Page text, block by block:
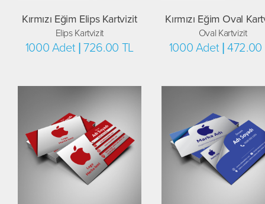
Kırmızı Eğim Elips Kartvizit
Elips Kartvizit
1000 Adet | 726.00 TL
Kırmızı Eğim Oval
Oval Kartvizit
1000 Adet | 472.00